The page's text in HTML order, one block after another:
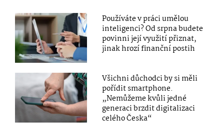
Používáte v práci umělou
inteligenci? Od srpna budete
povinni její využití přiznat,
jinak hrozí finanční postih
Všichni důchodci by si měli
pořídit smartphone.
„Nemůžeme kvůli jedné
generaci brzdit digitalizaci
celého Česka“